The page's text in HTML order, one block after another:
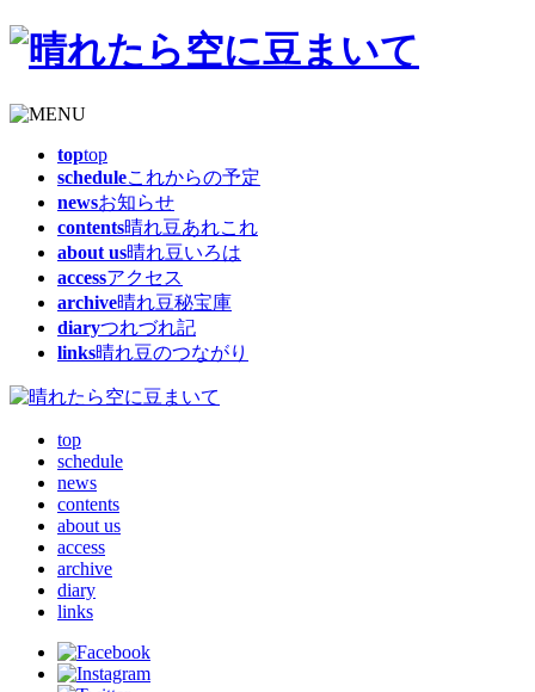
toptop
scheduleこれからの予定
newsお知らせ
contents晴れ豆あれこれ
about us晴れ豆いろは
accessアクセス
archive晴れ豆秘宝庫
diaryつれづれ記
links晴れ豆のつながり
top
schedule
news
contents
about us
access
archive
diary
links